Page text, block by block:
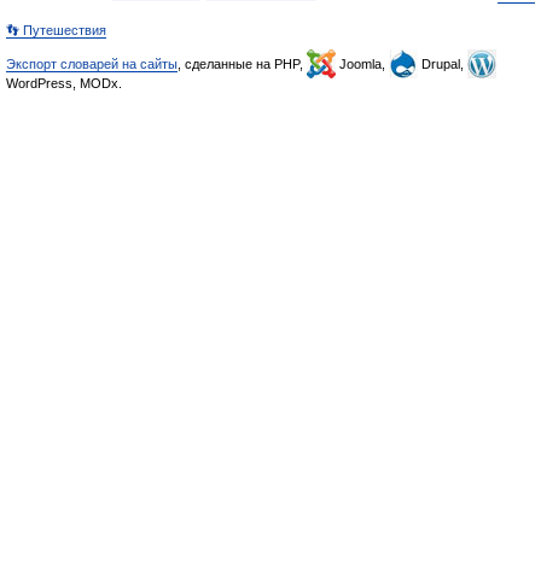
👣 Путешествия
Экспорт словарей на сайты , сделанные на PHP, Joomla,
Drupal,
WordPress, MODx.